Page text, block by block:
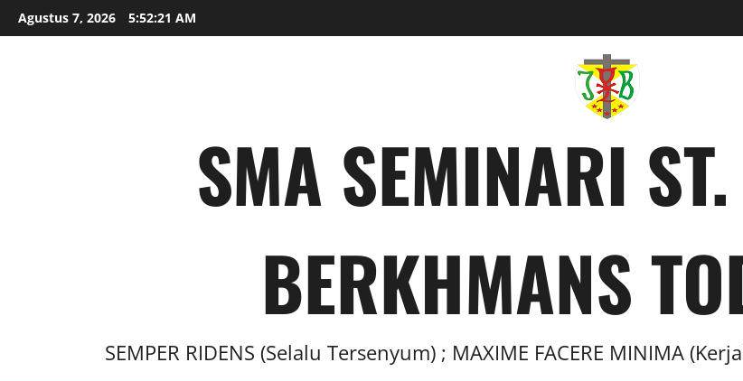
Agustus 7, 2026 5:52:22 AM
SMA SEMINARI
BERKHMANS
SEMPER RIDENS (Selalu Tersenyum) ; MAXIME FACERE MINIMA